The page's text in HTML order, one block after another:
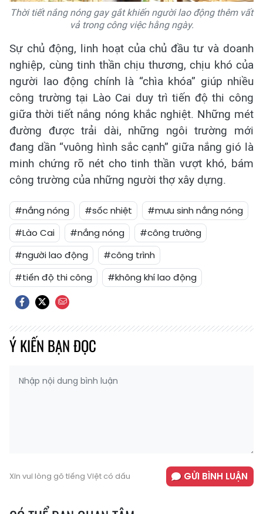
Thời tiết nắng nóng gay gắt khiến người lao động thêm vất
vả trong công việc hằng ngày.
Sự chủ động, linh hoạt của chủ đầu tư và doanh
nghiệp, cùng tinh thần chịu thương, chịu khó của
người lao động chính là “chìa khóa” giúp nhiều
công trường tại Lào Cai duy trì tiến độ thi công
giữa thời tiết nắng nóng khắc nghiệt. Những mét
đường được trải dài, những ngôi trường mới
đang dần “vuông hình sắc cạnh” giữa nắng gió là
minh chứng rõ nét cho tinh thần vượt khó, bám
công trường của những người thợ xây dựng.
#nắng nóng #sốc nhiệt
#mưu sinh nắng nóng
#Lào Cai
#nắng nóng
#công trường
#người lao động
#công trình
#tiến độ thi công
#không khí lao động
Ý KIẾN BẠN ĐỌC
Xin vui lòng gõ tiếng Việt có dấu GỬI BÌNH LUẬN